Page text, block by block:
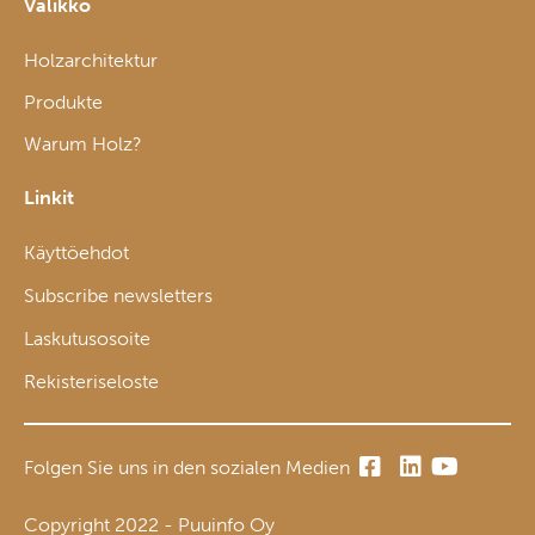
Valikko
Holzarchitektur
Produkte
Warum Holz?
Linkit
Käyttöehdot
Subscribe newsletters
Laskutusosoite
Rekisteriseloste
Folgen Sie uns in den sozialen Medien
Copyright 2022 - Puuinfo Oy